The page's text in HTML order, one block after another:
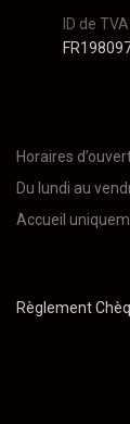
ID de TVA
Horaires
Du lundi au
Accueil
Règlement